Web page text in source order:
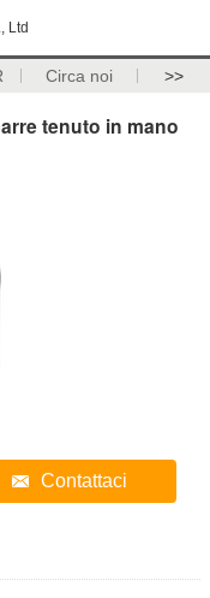
Ltd
Circa noi >>
tenuto in mano
Contattaci